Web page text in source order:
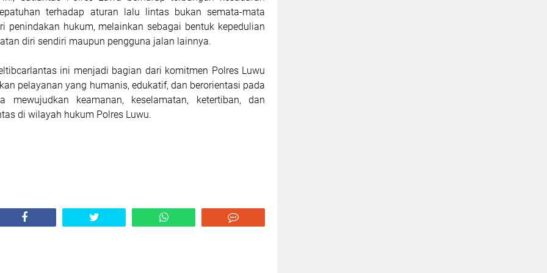
terhadap aturan lalu lintas bukan semata-mata
penindakan hukum, melainkan sebagai bentuk kepedulian
diri sendiri maupun pengguna jalan lainnya.
ini menjadi bagian dari komitmen Polres Luwu
pelayanan yang humanis, edukatif, dan berorientasi pada
mewujudkan keamanan, keselamatan, ketertiban, dan
di wilayah hukum Polres Luwu.